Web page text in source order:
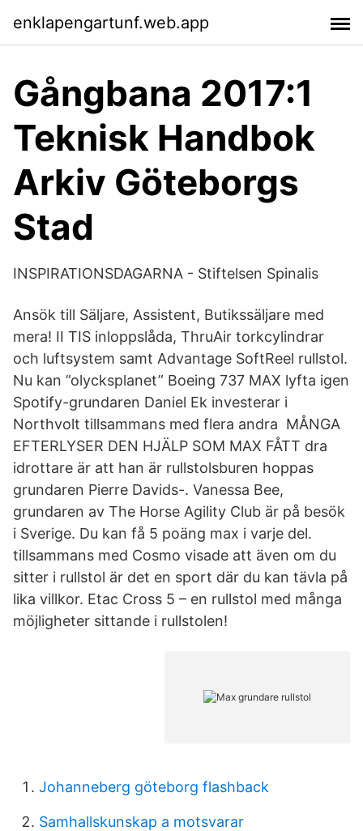
enklapengartunf.web.app
Gångbana 2017:1
Teknisk Handbok
Arkiv Göteborgs
Stad
INSPIRATIONSDAGARNA - Stiftelsen Spinalis
Ansök till Säljare, Assistent, Butikssäljare med
mera! II TIS inloppslåda, ThruAir torkcylindrar
och luftsystem samt Advantage SoftReel rullstol.
Nu kan ”olycksplanet” Boeing 737 MAX lyfta igen
Spotify-grundaren Daniel Ek investerar i
Northvolt tillsammans med flera andra MÅNGA
EFTERLYSER DEN HJÄLP SOM MAX FÅTT dra
idrottare är att han är rullstolsburen hoppas
grundaren Pierre Davids-. Vanessa Bee,
grundaren av The Horse Agility Club är på besök
i Sverige. Du kan få 5 poäng max i varje del.
tillsammans med Cosmo visade att även om du
sitter i rullstol är det en sport där du kan tävla på
lika villkor. Etac Cross 5 – en rullstol med många
möjligheter sittande i rullstolen!
Johanneberg göteborg flashback
Samhallskunskap a motsvarar